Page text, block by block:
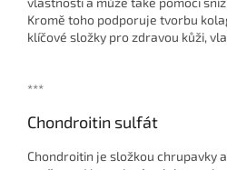
Kromě toho podporuje tvorbu
klíčové složky pro zdravou kůži,
***
Chondroitin sulfát
Chondroitin je složkou chrupavky